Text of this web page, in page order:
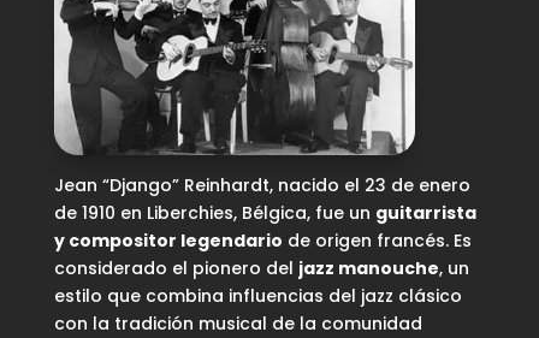
Jean “Django” Reinhardt, nacido el 23 de enero
de 1910 en Liberchies, Bélgica, fue un guitarrista
y compositor legendario de origen francés. Es
considerado el pionero del jazz manouche, un
estilo que combina influencias del jazz clásico
con la tradición musical de la comunidad